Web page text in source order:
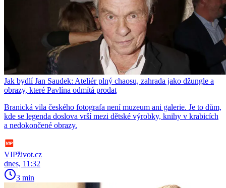
Jak bydlí Jan Saudek: Ateliér plný chaosu, zahrada jako džungle a
obrazy, které Pavlína odmítá prodat
Branická vila českého fotografa není muzeum ani galerie. Je to dům,
kde se legenda doslova vrší mezi dětské výrobky, knihy v krabicích
a nedokončené obrazy.
VIPživot.cz
dnes, 11:32
3 min